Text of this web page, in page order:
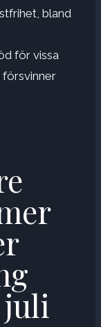
bland
för vissa
juli